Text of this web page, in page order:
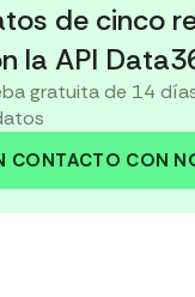
de cinco
la API
gratuita de 14
CONTACTO CON